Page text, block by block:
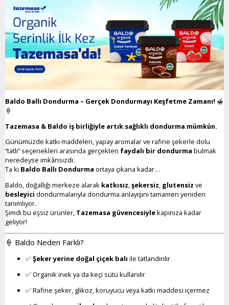
Baldo Ballı Dondurma – Gerçek Dondurmayı Keşfetme Zamanı! 🍯
🍦
Tazemasa & Baldo iş birliğiyle artık sağlıklı dondurma mümkün.
Günümüzde katkı maddeleri, yapay aromalar ve rafine şekerle dolu
“tatlı” seçenekleri arasında gerçekten faydalı bir dondurma bulmak
neredeyse imkânsızdı.
Ta ki Baldo Ballı Dondurma ortaya çıkana kadar…
Baldo, doğallığı merkeze alarak katkısız,şekersiz, glutensiz ve
besleyici dondurmalarıyla dondurma anlayışını tamamen yeniden
tanımlıyor.
Şimdi bu eşsiz ürünler, Tazemasa güvencesiylekapınıza kadar
geliyor!
🍦 Baldo Neden Farklı?
✅Şeker yerine doğal çiçek balı ile tatlandırılır
✅ Organik inek ya da keçi sütü kullanılır
✅ Rafine şeker, glikoz, koruyucu veya katkı maddesi içermez